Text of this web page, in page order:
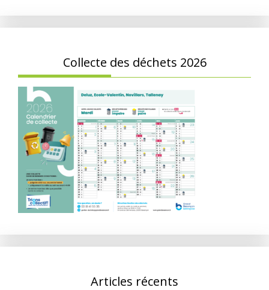
Collecte des déchets 2026
Articles récents